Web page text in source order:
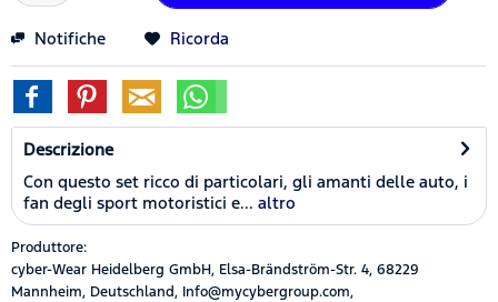
Notifiche Ricorda
Descrizione
Con questo set ricco di particolari, gli amanti delle auto, i
fan degli sport motoristici e... altro
Produttore:
cyber-Wear Heidelberg GmbH, Elsa-Brändström-Str. 4, 68229
Mannheim, Deutschland, Info@mycybergroup.com,